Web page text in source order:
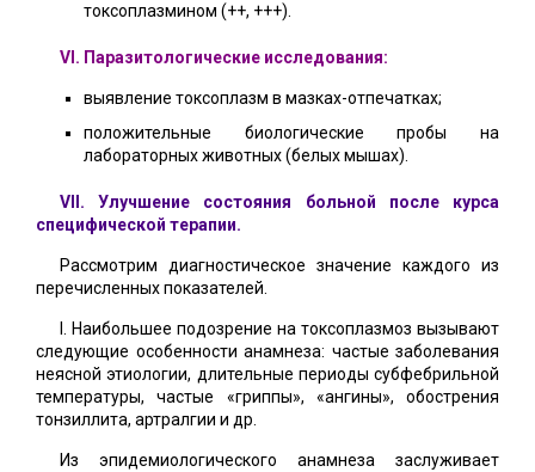
токсоплазмином (++, +++).
VI. Паразитологические исследования:
выявление токсоплазм в мазках-отпечатках;
положительные биологические пробы на
лабораторных животных (белых мышах).
VII. Улучшение состояния больной после курса
специфической терапии.
Рассмотрим диагностическое значение каждого из
перечисленных показателей.
I. Наибольшее подозрение на токсоплазмоз вызывают
следующие особенности анамнеза: частые заболевания
неясной этиологии, длительные периоды субфебрильной
температуры, частые «гриппы», «ангины», обострения
тонзиллита, артралгии и др.
Из эпидемиологического анамнеза заслуживает